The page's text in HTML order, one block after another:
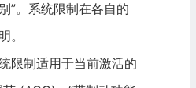
”。系统限制在各自的
。
限制适用于当前激活的